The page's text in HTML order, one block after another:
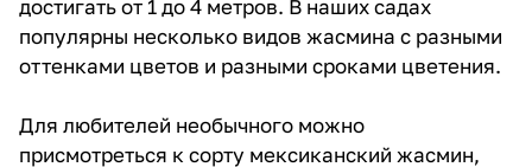
достигать от 1 до 4 метров. В наших садах
популярны несколько видов жасмина с разными
оттенками цветов и разными сроками цветения.
Для любителей необычного можно
присмотреться к сорту мексиканский жасмин,